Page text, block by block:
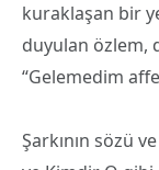
kuraklaşan bir
duyulan özlem,
“Gelemedim
Şarkının sözü